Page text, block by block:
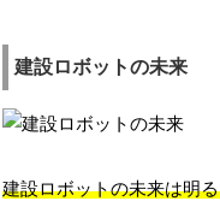
建設ロボットの未来
建設ロボットの未来は明